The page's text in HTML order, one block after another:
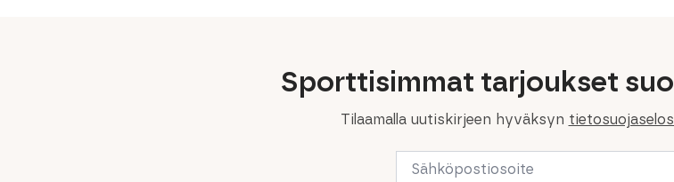
Sporttisimmat tarjoukset
Tilaamalla uutiskirjeen hyväksyn
Email